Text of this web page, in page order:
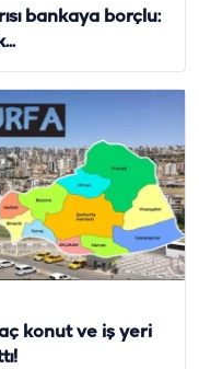
bankaya borçlu:
konut ve iş yeri